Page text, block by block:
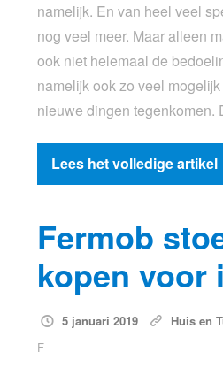
namelijk. En van heel veel
nog veel meer. Maar alleen
ook niet helemaal de
namelijk ook zo veel
nieuwe dingen tegenkomen.
Lees het volledige artikel
Fermob
kopen voor
5 januari 2019
Huis en
F